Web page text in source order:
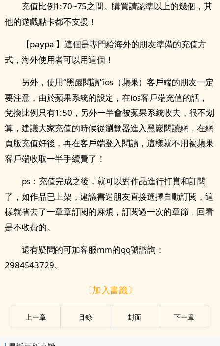
充值比例1:70~75之間。購買請認準以上的幾個，其
他的遊戲點卡都不支援！
【paypal】這個是專門給海外的朋友準備的充值方
式，海外使用者可以用這個！
另外，使用“黑巖閱讀”ios（蘋果）客戶端的朋友一定
要注意，由於蘋果系統的設定，在ios客戶端充值的話，
兌換比例只有1:50，另外一半會被蘋果系統收去，很不划
算，建議大家充值的時候從瀏覽器進入黑巖閱讀網，在網
頁版充值好後，再在客戶端登入閱讀，這樣就不用被蘋果
客戶端收取一半手續費了！
ps：充值完成之後，就可以對作品進行打賞和訂閱
了，如作品已上架，建議書迷朋友直接選擇自動訂閱，這
樣就省去了一章章訂閱的麻煩，訂閱過一次的章節，回看
是不收費的。
還有疑問的可加客服mm的qq號諮詢：
2984543729。
〔加入書籤〕
上ー章 目錄 封面 下ー章